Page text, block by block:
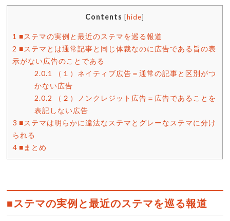
Contents [hide]
1 ■ステマの実例と最近のステマを巡る報道
2 ■ステマとは通常記事と同じ体裁なのに広告である旨の表
示がない広告のことである
2.0.1
（１）ネイティブ広告＝通常の記事と区別がつ
かない広告
2.0.2
（２）ノンクレジット広告＝広告であることを
表記しない広告
3 ■ステマは明らかに違法なステマとグレーなステマに分け
られる
4 ■まとめ
■ステマの実例と最近のステマを巡る報道